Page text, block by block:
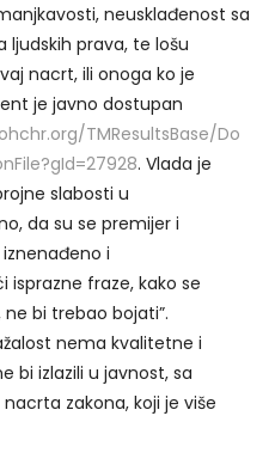
neusklađenost sa
prava, te lošu
nacrt, ili onoga ko je
je javno dostupan
TMResultsBase/Do
. Vlada je
slabosti u
da su se premijer i
i
fraze, kako se
ne bi trebao bojati”.
nema kvalitetne i
bi izlazili u javnost, sa
zakona, koji je više